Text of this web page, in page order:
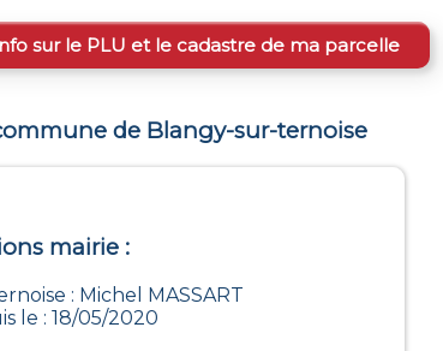
sur le PLU et le cadastre de ma parcelle
de Blangy-sur-ternoise
mairie :
: Michel MASSART
le : 18/05/2020